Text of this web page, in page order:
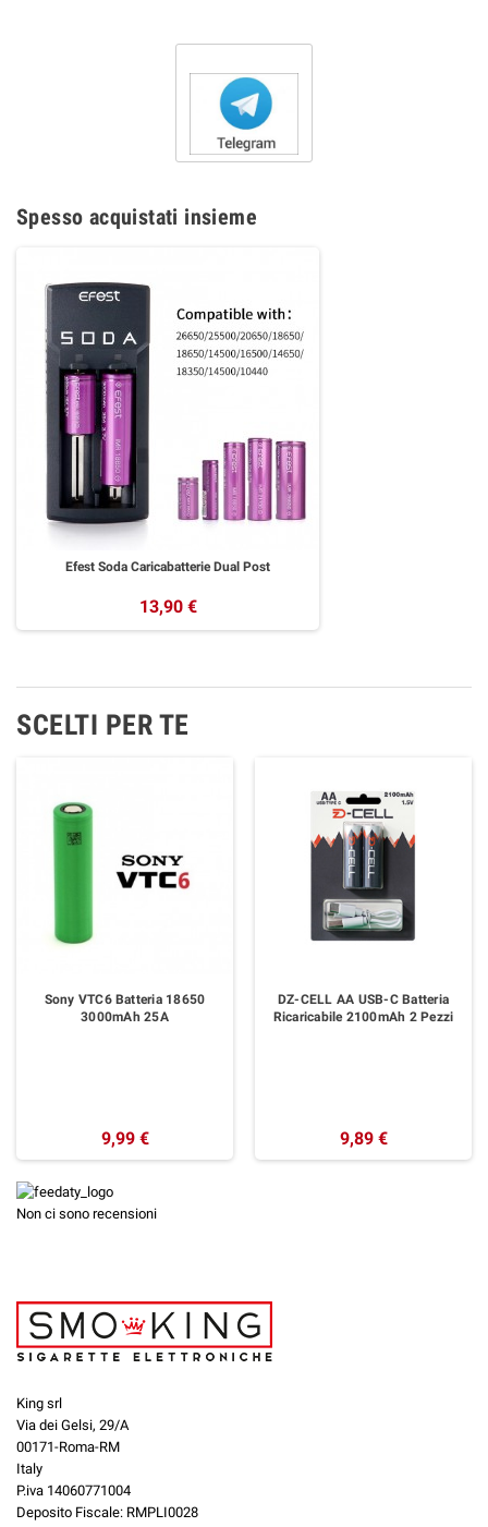
Spesso acquistati insieme
Efest Soda Caricabatterie Dual Post
13,90 €
SCELTI PER TE
Sony VTC6 Batteria 18650
3000mAh 25A
9,99 €
DZ-CELL AA USB-C Batteria
Ricaricabile 2100mAh 2 Pezzi
9,89 €
Non ci sono recensioni
King srl
Via dei Gelsi, 29/A
00171-Roma-RM
Italy
P.iva 14060771004
Deposito Fiscale: RMPLI0028